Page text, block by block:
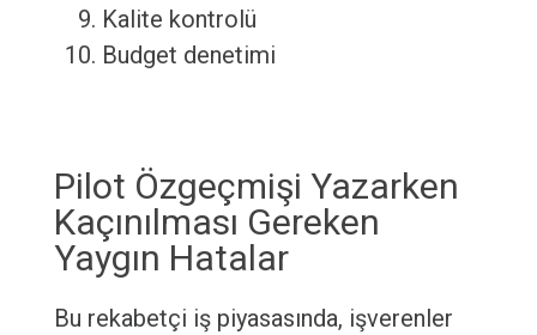
Kalite kontrolü
Budget denetimi
Pilot Özgeçmişi Yazarken
Kaçınılması Gereken
Yaygın Hatalar
Bu rekabetçi iş piyasasında, işverenler